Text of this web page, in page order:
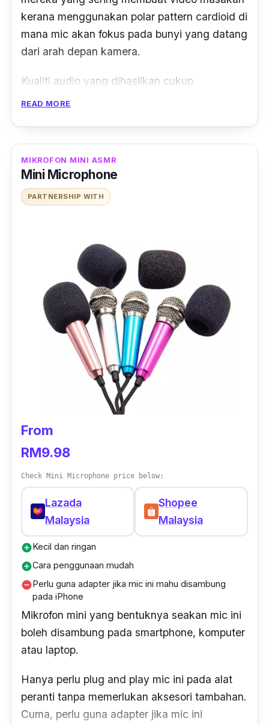
kerana menggunakan polar pattern cardioid di
mana mic akan fokus pada bunyi yang datang
dari arah depan kamera.
Kualiti audio yang dihasilkan cukup
memuaskan, setanding dengan harga yang
Cara penggunaannya cukup mudah dan
saiznya juga mudah untuk dibawa ke mana-
mana.
Selain itu, mikrofon ini turut disertakan
bunyi angin yang tidak diingini terutamanya
ketika membuat rakaman di luar studio.
Aksesori pula boleh ditanggalkan dan
dipasang semula mengikut kesesuaian video
dan pada mikrofon ini tahan lasak kerana
diperbuat daripada bahan aluminium.
READ MORE
MIKROFON MINI ASMR
Mini Microphone
PARTNERSHIP WITH
From
RM9.98
Check Mini Microphone price below:
Lazada
Malaysia
Shopee
Malaysia
add_circleKecil dan ringan
add_circleCara penggunaan mudah
remove_circlePerlu guna adapter jika mic ini mahu disambung
pada iPhone
Mikrofon mini yang bentuknya seakan mic ini
boleh disambung pada smartphone, komputer
atau laptop.
Hanya perlu plug and play mic ini pada alat
peranti tanpa memerlukan aksesori tambahan.
Cuma, perlu guna adapter jika mic ini